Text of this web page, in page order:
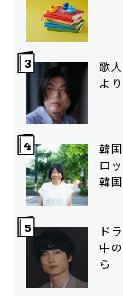
歌
よ
韓
ロ
韓
ド
中
ら